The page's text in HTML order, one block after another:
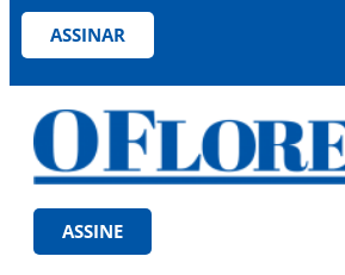
ASSINAR
ASSINE